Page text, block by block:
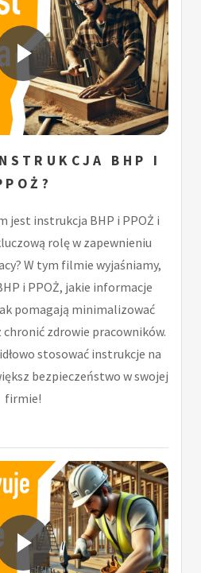
BHP I
jest instrukcja BHP i PPOŻ i
rolę w zapewnieniu
W tym filmie wyjaśniamy,
i PPOŻ, jakie informacje
pomagają minimalizować
zdrowie pracowników.
stosować instrukcje na
bezpieczeństwo w swojej
firmie!